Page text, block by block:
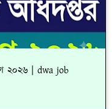
২০২৬ | dwa job